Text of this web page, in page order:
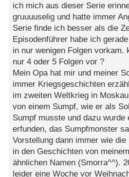
ich mich aus dieser Serie
gruuuuselig und hatte immer
Serie finde ich besser als die
Episodenführer habe ich
in nur wenigen Folgen vorkam.
nur 4 oder 5 Folgen vor ?
Mein Opa hat mir und meiner
immer Kriegsgeschichten
im zweiten Weltkrieg in
von einem Sumpf, wie er als
Sumpf musste und dazu wurde
erfunden, das Sumpfmonster
Vorstellung dann immer wie
in den Geschichten von
ähnlichen Namen (Smorra^^).
leider eine Woche vor